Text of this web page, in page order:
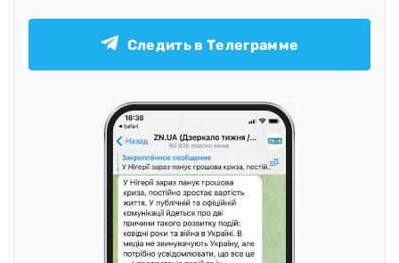
Следить в Телеграмме